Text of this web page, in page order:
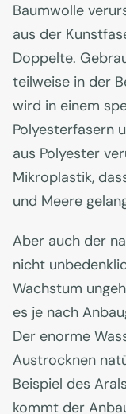
Baumwolle
aus der
Doppelte.
teilweise in der
wird in einem
Polyesterfasern
aus Polyester
Mikroplastik,
und Meere
Aber auch der
nicht
Wachstum
es je nach
Der enorme
Austrocknen
Beispiel des
kommt der